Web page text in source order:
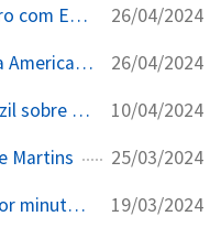
Colaboração de Instituto Vero com Embaixada EUA para palestras na Amazônia 26/04/2024
Colaboração com Embaixada Americana para palestras na Amazônia 26/04/2024
Revelações Twitter Files Brazil sobre acesso privilegiado de Felipe Neto 10/04/2024
Martins 25/03/2024
Busca contra Braga Netto por minuta do golpe 19/03/2024